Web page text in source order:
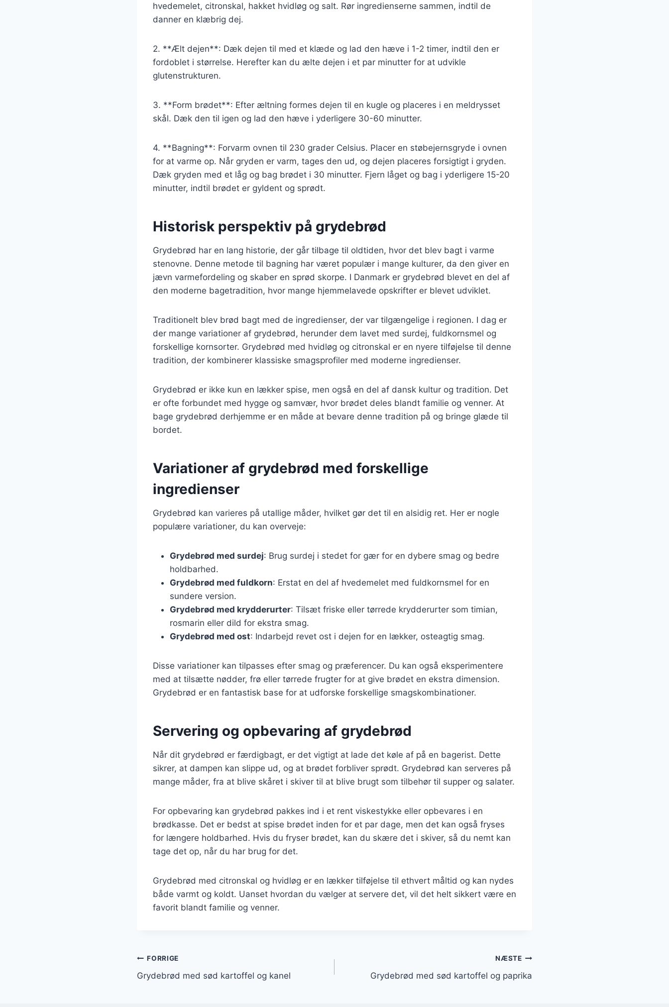
hvedemelet, citronskal, hakket hvidløg og salt. Rør ingredienserne sammen, indtil de
danner en klæbrig dej.
2. **Ælt dejen**: Dæk dejen til med et klæde og lad den hæve i 1-2 timer, indtil den er
fordoblet i størrelse. Herefter kan du ælte dejen i et par minutter for at udvikle
glutenstrukturen.
3. **Form brødet**: Efter æltning formes dejen til en kugle og placeres i en meldrysset
skål. Dæk den til igen og lad den hæve i yderligere 30-60 minutter.
4. **Bagning**: Forvarm ovnen til 230 grader Celsius. Placer en støbejernsgryde i ovnen
for at varme op. Når gryden er varm, tages den ud, og dejen placeres forsigtigt i gryden.
Dæk gryden med et låg og bag brødet i 30 minutter. Fjern låget og bag i yderligere 15-20
minutter, indtil brødet er gyldent og sprødt.
Historisk perspektiv på grydebrød
Grydebrød har en lang historie, der går tilbage til oldtiden, hvor det blev bagt i varme
stenovne. Denne metode til bagning har været populær i mange kulturer, da den giver en
jævn varmefordeling og skaber en sprød skorpe. I Danmark er grydebrød blevet en del af
den moderne bagetradition, hvor mange hjemmelavede opskrifter er blevet udviklet.
Traditionelt blev brød bagt med de ingredienser, der var tilgængelige i regionen. I dag er
der mange variationer af grydebrød, herunder dem lavet med surdej, fuldkornsmel og
forskellige kornsorter. Grydebrød med hvidløg og citronskal er en nyere tilføjelse til denne
tradition, der kombinerer klassiske smagsprofiler med moderne ingredienser.
Grydebrød er ikke kun en lækker spise, men også en del af dansk kultur og tradition. Det
er ofte forbundet med hygge og samvær, hvor brødet deles blandt familie og venner. At
bage grydebrød derhjemme er en måde at bevare denne tradition på og bringe glæde til
bordet.
Variationer af grydebrød med forskellige
ingredienser
Grydebrød kan varieres på utallige måder, hvilket gør det til en alsidig ret. Her er nogle
populære variationer, du kan overveje:
Grydebrød med surdej: Brug surdej i stedet for gær for en dybere smag og bedre
holdbarhed.
Grydebrød med fuldkorn: Erstat en del af hvedemelet med fuldkornsmel for en
sundere version.
Grydebrød med krydderurter: Tilsæt friske eller tørrede krydderurter som timian,
rosmarin eller dild for ekstra smag.
Grydebrød med ost: Indarbejd revet ost i dejen for en lækker, osteagtig smag.
Disse variationer kan tilpasses efter smag og præferencer. Du kan også eksperimentere
med at tilsætte nødder, frø eller tørrede frugter for at give brødet en ekstra dimension.
Grydebrød er en fantastisk base for at udforske forskellige smagskombinationer.
Servering og opbevaring af grydebrød
Når dit grydebrød er færdigbagt, er det vigtigt at lade det køle af på en bagerist. Dette
sikrer, at dampen kan slippe ud, og at brødet forbliver sprødt. Grydebrød kan serveres på
mange måder, fra at blive skåret i skiver til at blive brugt som tilbehør til supper og salater.
For opbevaring kan grydebrød pakkes ind i et rent viskestykke eller opbevares i en
brødkasse. Det er bedst at spise brødet inden for et par dage, men det kan også fryses
for længere holdbarhed. Hvis du fryser brødet, kan du skære det i skiver, så du nemt kan
tage det op, når du har brug for det.
Grydebrød med citronskal og hvidløg er en lækker tilføjelse til ethvert måltid og kan nydes
både varmt og koldt. Uanset hvordan du vælger at servere det, vil det helt sikkert være en
favorit blandt familie og venner.
Indlægsnavigation
FORRIGE
Grydebrød med sød kartoffel og kanel
NÆSTE
Grydebrød med sød kartoffel og paprika